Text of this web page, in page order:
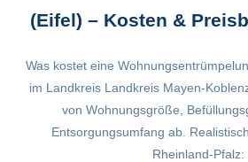
(Eifel) – Kosten &
Was kostet eine
im Landkreis Landkreis Mayen-
von Wohnungsgröße,
Entsorgungsumfang ab.
Rheinland-Pfalz: